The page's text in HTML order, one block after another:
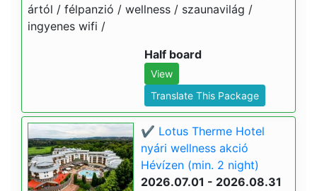
ártól / félpanzió / wellness / szaunavilág /
ingyenes wifi /
Half board
View
Translate This Package
✔️ Lotus Therme Hotel
nyári wellness akció
Hévízen (min. 2 night)
2026.07.01 - 2026.08.31